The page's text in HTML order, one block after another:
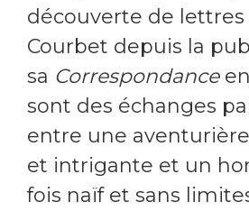
découverte de lettres
Courbet depuis la
sa Correspondanceen
sont des échanges
entre une
et intrigante et un
fois naïf et sans